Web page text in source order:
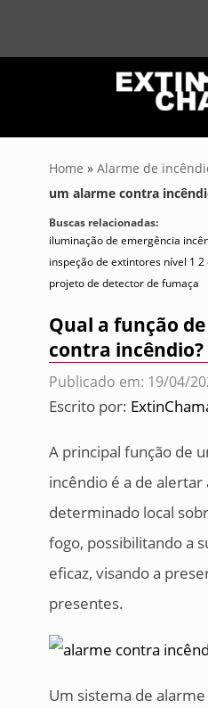
Home » Alarme de
um alarme contra
Buscas relacionadas:
iluminação de emergência
inspeção de extintores nível 1 2
projeto de detector de fumaça
Qual a função
contra incêndio?
Publicado em: 19/04/
Escrito por:
A principal função de
incêndio é a de alertar
determinado local
fogo, possibilitando a
eficaz, visando a
presentes.
Um sistema de